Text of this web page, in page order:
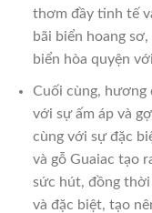
thơm đầy tinh tế
bãi biển hoang
biển hòa quyện
Cuối cùng, hương
với sự ấm áp và
cùng với sự đặc
và gỗ Guaiac tạo
sức hút, đồng
và đặc biệt, tạo